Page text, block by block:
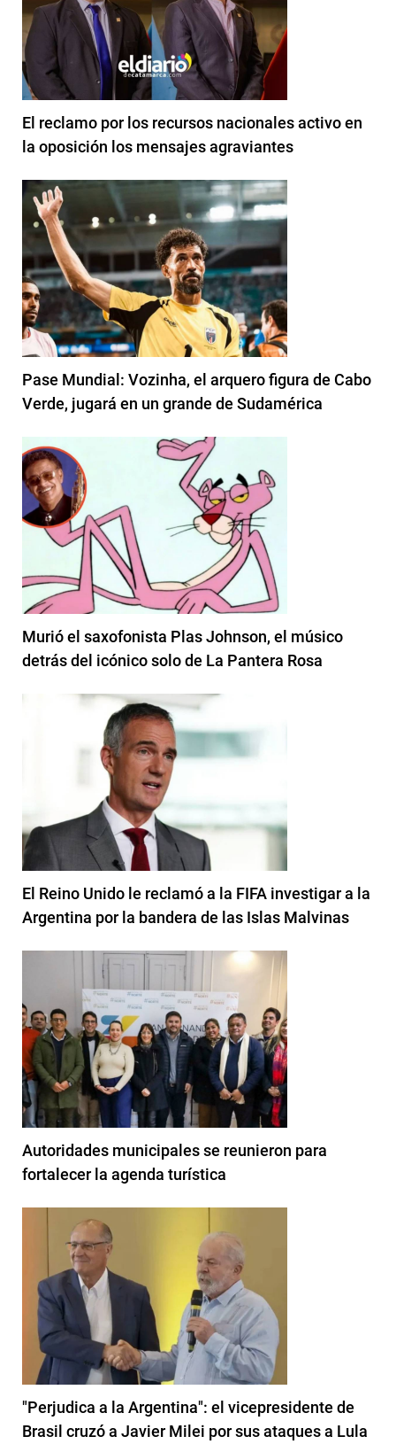
El reclamo por los recursos nacionales activo en
la oposición los mensajes agraviantes
Pase Mundial: Vozinha, el arquero figura de Cabo
Verde, jugará en un grande de Sudamérica
Murió el saxofonista Plas Johnson, el músico
detrás del icónico solo de La Pantera Rosa
El Reino Unido le reclamó a la FIFA investigar a la
Argentina por la bandera de las Islas Malvinas
Autoridades municipales se reunieron para
fortalecer la agenda turística
"Perjudica a la Argentina": el vicepresidente de
Brasil cruzó a Javier Milei por sus ataques a Lula